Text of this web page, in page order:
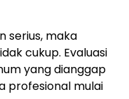
serius, maka
cukup. Evaluasi
yang dianggap
profesional mulai